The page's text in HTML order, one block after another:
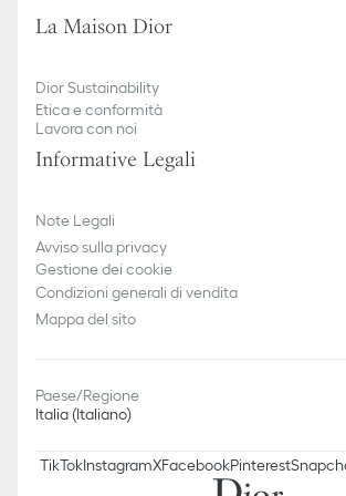
Senza fodera
oggetti inclusi insieme al peluche prima di
bambino
La Maison Dior
Dior Sustainability
Etica e conformità
Lavora con noi
Informative Legali
Note Legali
Avviso sulla privacy
Gestione dei cookie
Condizioni generali di vendita
Mappa del sito
Paese/Regione
Italia (Italiano)
TikTokInstagramXFacebookPinterest